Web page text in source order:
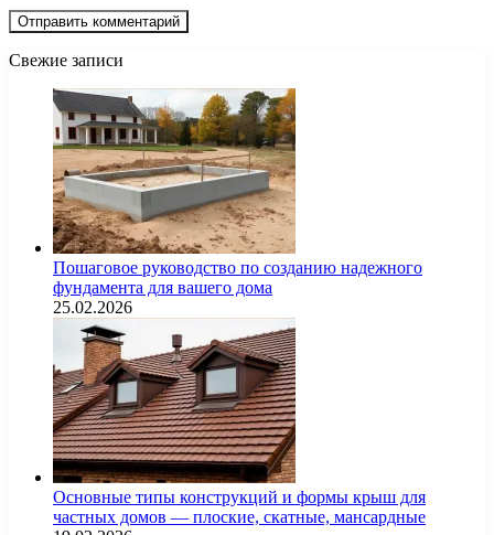
Свежие записи
Пошаговое руководство по созданию надежного
фундамента для вашего дома
25.02.2026
Основные типы конструкций и формы крыш для
частных домов — плоские, скатные, мансардные